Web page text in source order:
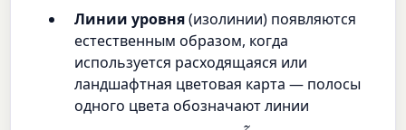
Линии уровня(изолинии) появляются
естественным образом, когда
используется расходящаяся или
ландшафтная цветовая карта — полосы
одного цвета обозначают линии